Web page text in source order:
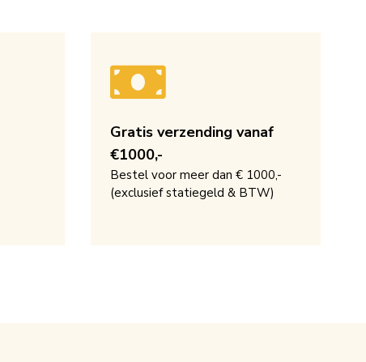
Gratis verzending vanaf
€1000,-
Bestel voor meer dan € 1000,-
(exclusief statiegeld & BTW)